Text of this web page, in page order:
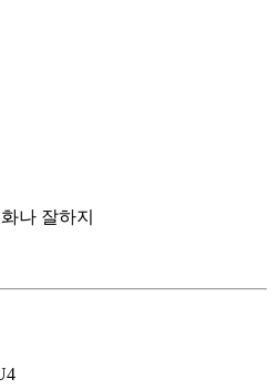
나 잘하지